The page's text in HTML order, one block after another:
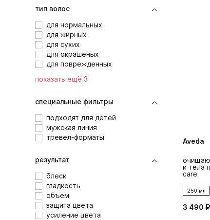
тип волос
для нормальных
для жирных
для сухих
для окрашеных
для поврежденных
показать ещё 3
специальные фильтры
подходят для детей
мужская линия
тревел-форматы
результат
блеск
гладкость
объем
защита цвета
усиление цвета
Aveda
и тела
care
250 мл
3 490 ₽